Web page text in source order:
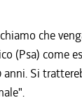
che
(Psa) come
Si